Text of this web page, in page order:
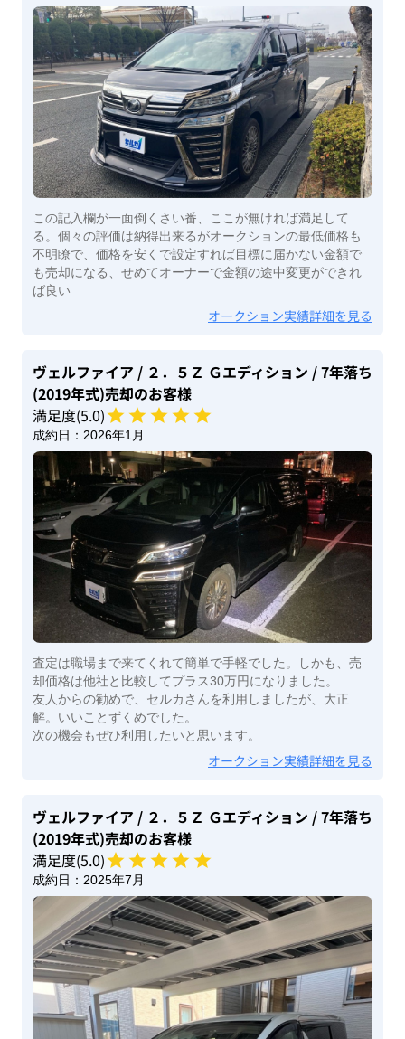
この記入欄が一面倒くさい番、ここが無ければ満足して
る。個々の評価は納得出来るがオークションの最低価格も
不明瞭で、価格を安くで設定すれば目標に届かない金額で
も売却になる、せめてオーナーで金額の途中変更ができれ
ば良い
オークション実績詳細を見る
ヴェルファイア / ２．５Ｚ Ｇエディション / 7年落ち
(2019年式)売却のお客様
満足度(5.0)
成約日： 2026年1月
査定は職場まで来てくれて簡単で手軽でした。しかも、売
却価格は他社と比較してプラス30万円になりました。
友人からの勧めで、セルカさんを利用しましたが、大正
解。いいことずくめでした。
次の機会もぜひ利用したいと思います。
オークション実績詳細を見る
ヴェルファイア / ２．５Ｚ Ｇエディション / 7年落ち
(2019年式)売却のお客様
満足度(5.0)
成約日： 2025年7月